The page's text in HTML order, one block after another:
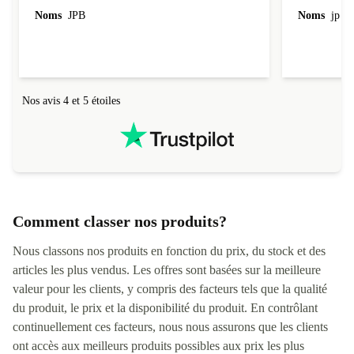
Noms JPB Noms jp
Nos avis 4 et 5 étoiles
Comment classer nos produits?
Nous classons nos produits en fonction du prix, du stock et des
articles les plus vendus. Les offres sont basées sur la meilleure
valeur pour les clients, y compris des facteurs tels que la qualité
du produit, le prix et la disponibilité du produit. En contrôlant
continuellement ces facteurs, nous nous assurons que les clients
ont accès aux meilleurs produits possibles aux prix les plus